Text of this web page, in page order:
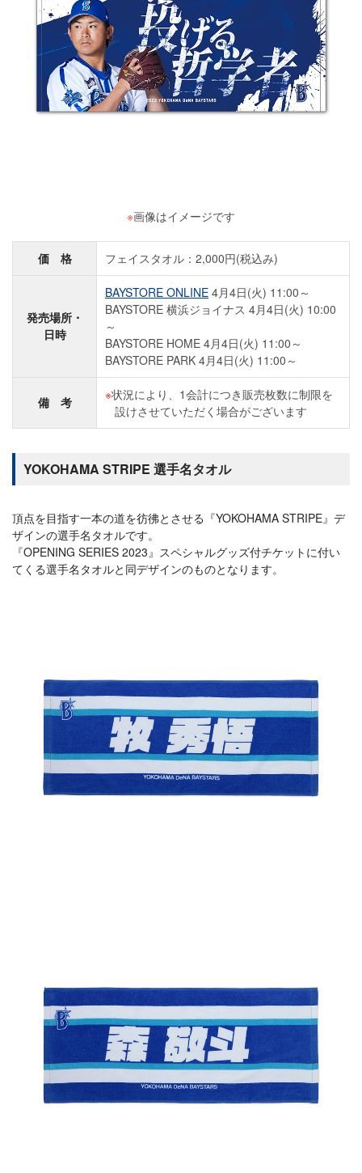
※画像はイメージです
価 格 フェイスタオル：2,000円(税込み)
発売場所・
日時
BAYSTORE ONLINE 4月4日(火) 11:00～
BAYSTORE 横浜ジョイナス 4月4日(火) 10:00
～
BAYSTORE HOME 4月4日(火) 11:00～
BAYSTORE PARK 4月4日(火) 11:00～
備 考
状況により、1会計につき販売枚数に制限を
設けさせていただく場合がございます
YOKOHAMA STRIPE 選手名タオル
頂点を目指す一本の道を彷彿とさせる『YOKOHAMA STRIPE』デ
ザインの選手名タオルです。
『OPENING SERIES 2023』スペシャルグッズ付チケットに付い
てくる選手名タオルと同デザインのものとなります。